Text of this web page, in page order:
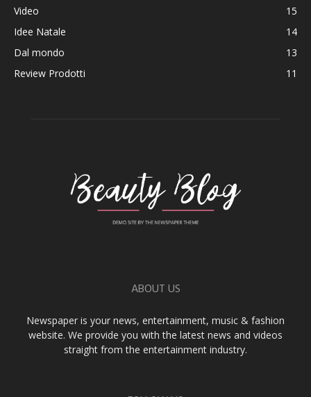
Video
15
Idee Natale
14
Dal mondo
13
Review Prodotti
11
ABOUT US
Newspaper is your news, entertainment, music & fashion
website. We provide you with the latest news and videos
straight from the entertainment industry.